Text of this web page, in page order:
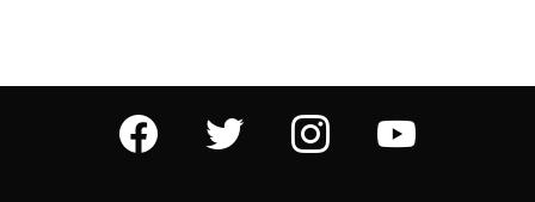
facebook twitter instagram